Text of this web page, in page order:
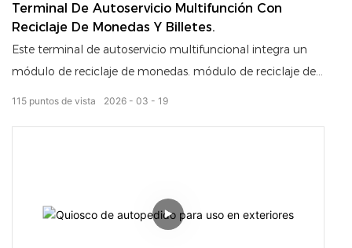
Terminal De Autoservicio Multifunción Con
Reciclaje De Monedas Y Billetes.
Este terminal de autoservicio multifuncional integra un
módulo de reciclaje de monedas. módulo de reciclaje de
fácil de usar para diversos escenarios de autoservicio.
Gracias a su diseño de hardware fiable y su
2026 03 19
115 puntos de vista